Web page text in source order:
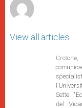
View all articles
Sette.
del